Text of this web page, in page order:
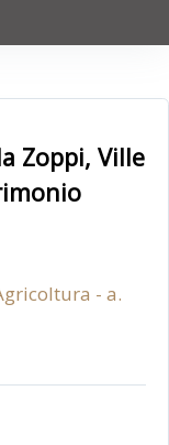
Zoppi, Ville
- a.